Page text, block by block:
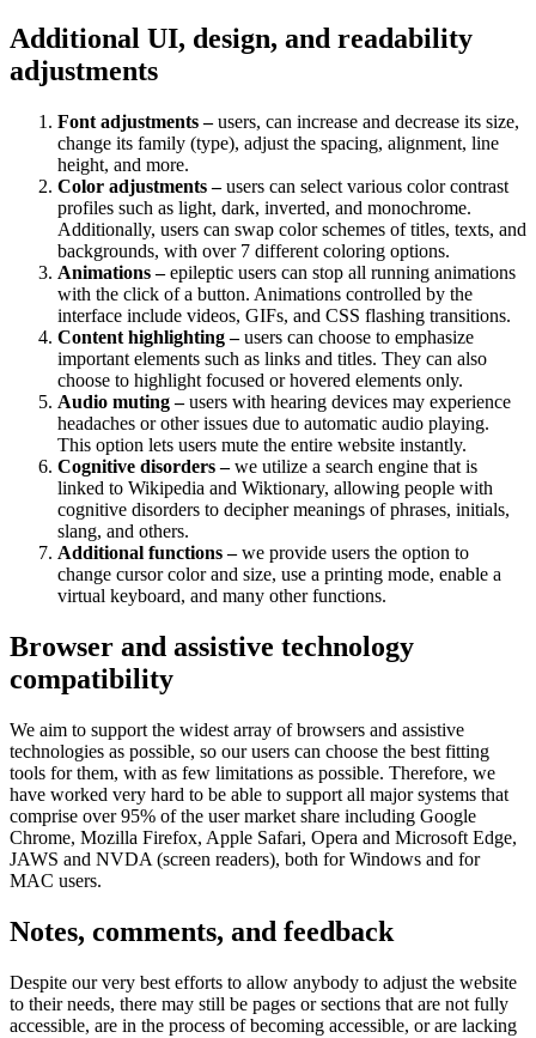
Additional UI, design, and readability
adjustments
Font adjustments –users, can increase and decrease its size,
change its family (type), adjust the spacing, alignment, line
height, and more.
Color adjustments –users can select various color contrast
profiles such as light, dark, inverted, and monochrome.
Additionally, users can swap color schemes of titles, texts, and
backgrounds, with over 7 different coloring options.
Animations –epileptic users can stop all running animations
with the click of a button. Animations controlled by the
interface include videos, GIFs, and CSS flashing transitions.
Content highlighting –users can choose to emphasize
important elements such as links and titles. They can also
choose to highlight focused or hovered elements only.
Audio muting –users with hearing devices may experience
headaches or other issues due to automatic audio playing.
This option lets users mute the entire website instantly.
Cognitive disorders –we utilize a search engine that is
linked to Wikipedia and Wiktionary, allowing people with
cognitive disorders to decipher meanings of phrases, initials,
slang, and others.
Additional functions –we provide users the option to
change cursor color and size, use a printing mode, enable a
virtual keyboard, and many other functions.
Browser and assistive technology
compatibility
We aim to support the widest array of browsers and assistive
technologies as possible, so our users can choose the best fitting
tools for them, with as few limitations as possible. Therefore, we
have worked very hard to be able to support all major systems that
comprise over 95% of the user market share including Google
Chrome, Mozilla Firefox, Apple Safari, Opera and Microsoft Edge,
JAWS and NVDA (screen readers), both for Windows and for
MAC users.
Notes, comments, and feedback
Despite our very best efforts to allow anybody to adjust the website
to their needs, there may still be pages or sections that are not fully
accessible, are in the process of becoming accessible, or are lacking